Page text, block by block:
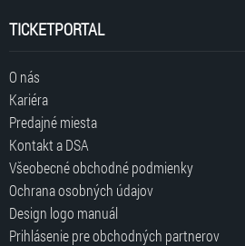
TICKETPORTAL
O nás
Kariéra
Predajné miesta
Kontakt a DSA
Všeobecné obchodné podmienky
Ochrana osobných údajov
Design logo manuál
Prihlásenie pre obchodných partnerov